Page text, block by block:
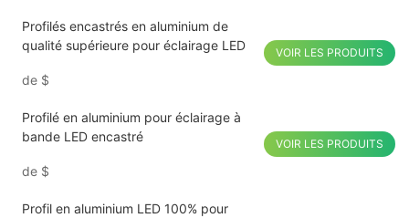
Profilés encastrés en aluminium de
qualité supérieure pour éclairage LED
de $
VOIR LES PRODUITS
Profilé en aluminium pour éclairage à
bande LED encastré
de $
VOIR LES PRODUITS
Profil en aluminium LED 100% pour